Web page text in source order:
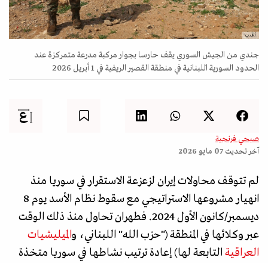
أ.ف.ب
جندي من الجيش السوري يقف حارسا بجوار مركبة مدرعة متمركزة عند
الحدود السورية اللبنانية في منطقة القصير الريفية في 1 أبريل 2026
صبحي فرنجية
آخر تحديث07 مايو 2026
لم تتوقف محاولات إيران لزعزعة الاستقرار في سوريا منذ
انهيار مشروعها الاستراتيجي مع سقوط نظام الأسد يوم 8
ديسمبر/كانون الأول 2024. فطهران تحاول منذ ذلك الوقت
عبر وكلائها في المنطقة ("حزب الله" اللبناني، والميليشيات
العراقية التابعة لها) إعادة ترتيب نشاطها في سوريا متخذة